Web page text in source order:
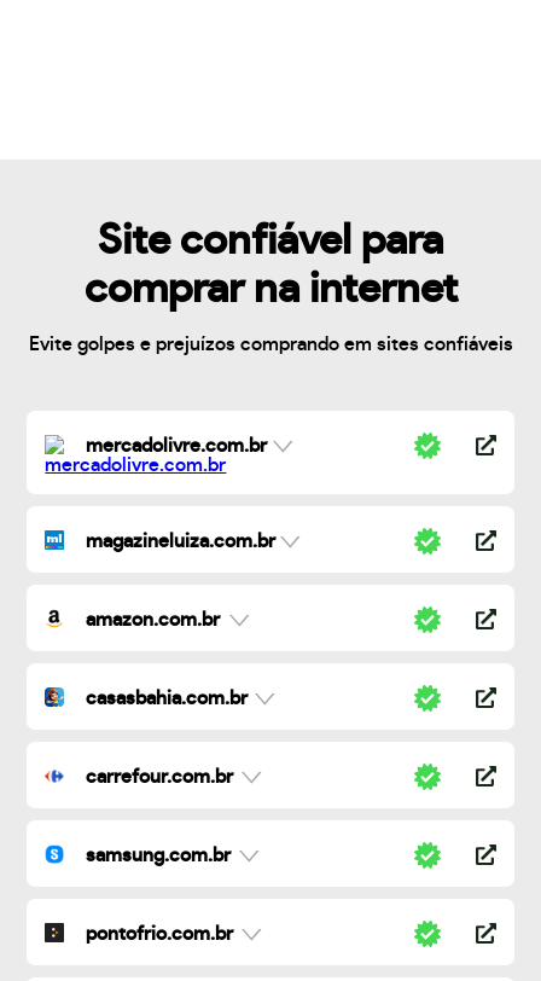
Site confiável para
comprar na internet
Evite golpes e prejuízos comprando em sites confiáveis
mercadolivre.com.br
magazineluiza.com.br
amazon.com.br
casasbahia.com.br
carrefour.com.br
samsung.com.br
pontofrio.com.br